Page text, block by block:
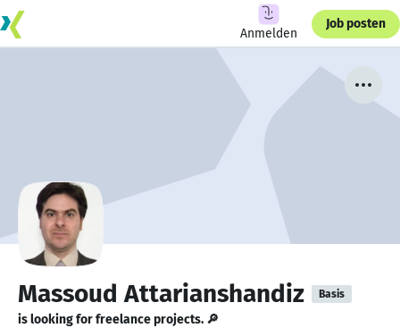
Anmelden
Job posten
Massoud Attarianshandiz Basis
is looking for freelance projects. 🔎